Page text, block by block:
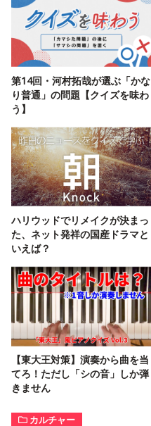
第14回・河村拓哉が選ぶ「かな
り普通」の問題【クイズを味わ
う】
ハリウッドでリメイクが決まっ
た、ネット発祥の国産ドラマと
いえば？
【東大王対策】演奏から曲を当
てろ！ただし「シの音」しか弾
きません
カルチャー